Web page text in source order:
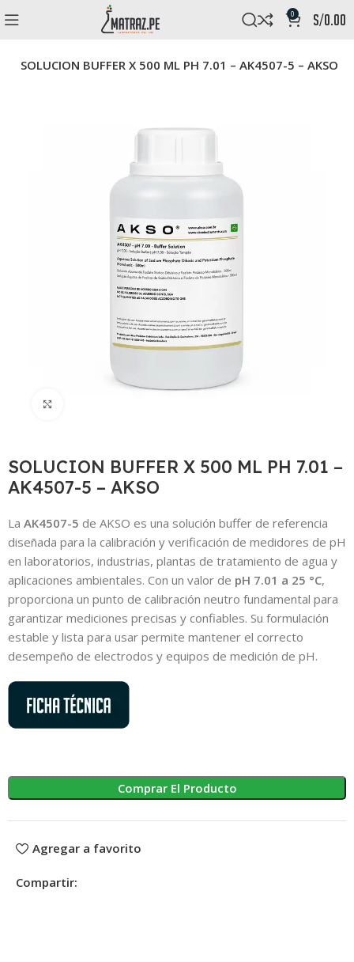
0 s/0.00
SOLUCION BUFFER X 500 ML PH 7.01 – AK4507-5 – AKSO
SOLUCION BUFFER X 500 ML PH 7.01 –
AK4507-5 – AKSO
LaAK4507-5 de AKSO es una solución buffer de referencia
diseñada para la calibración y verificación de medidores de pH
en laboratorios, industrias, plantas de tratamiento de agua y
aplicaciones ambientales. Con un valor de pH 7.01 a 25 °C,
proporciona un punto de calibración neutro fundamental para
garantizar mediciones precisas y confiables. Su formulación
estable y lista para usar permite mantener el correcto
desempeño de electrodos y equipos de medición de pH.
Comprar El Producto
Agregar a favorito
Compartir: